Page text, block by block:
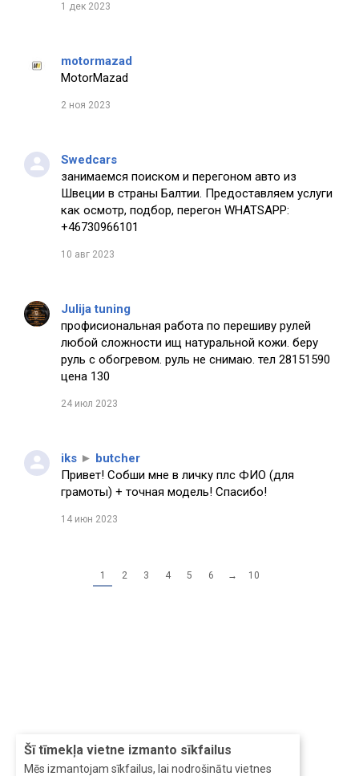
Šī tīmekļa vietne izmanto sīkfailus
Mēs izmantojam sīkfailus, lai nodrošinātu vietnes
1 дек 2023
motormazad
MotorMazad
2 ноя 2023
Swedcars
занимаемся поиском и перегоном авто из
Швеции в страны Балтии. Предоставляем услуги
как осмотр, подбор, перегон WHATSAPP:
+46730966101
10 авг 2023
Julija tuning
профисиональная работа по перешиву рулей
любой сложности ищ натуральной кожи. беру
руль с обогревом. руль не снимаю. тел 28151590
цена 130
24 июл 2023
iks ► butcher
Привет! Собши мне в личку плс ФИО (для
грамоты) + точная модель! Спасибо!
14 июн 2023
1 2 3 4 5 6 → 10